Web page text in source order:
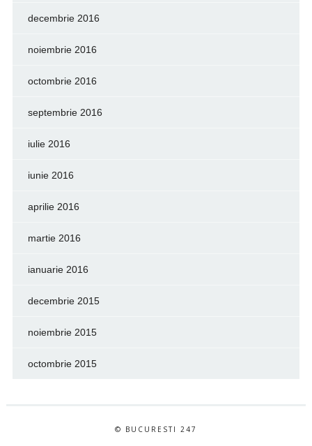
decembrie 2016
noiembrie 2016
octombrie 2016
septembrie 2016
iulie 2016
iunie 2016
aprilie 2016
martie 2016
ianuarie 2016
decembrie 2015
noiembrie 2015
octombrie 2015
© BUCURESTI 247